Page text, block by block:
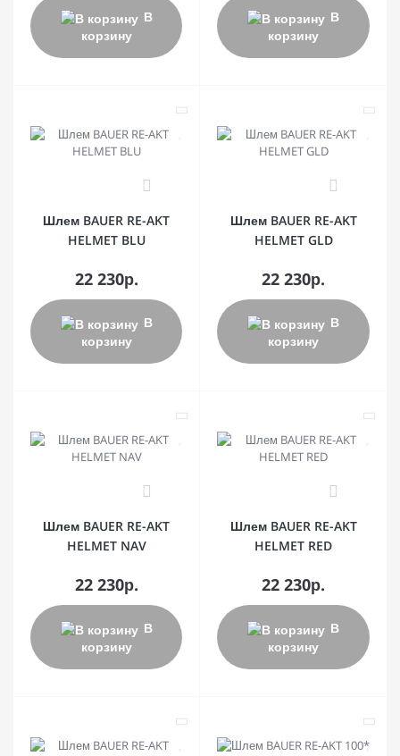
В
корзину
В
корзину
Шлем BAUER RE-AKT
HELMET BLU
22 230р.
В
корзину
Шлем BAUER RE-AKT
HELMET GLD
22 230р.
В
корзину
0
Шлем BAUER RE-AKT
HELMET NAV
22 230р.
В
корзину
0
Шлем BAUER RE-AKT
HELMET RED
22 230р.
В
корзину